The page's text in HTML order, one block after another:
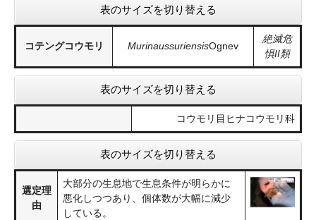
表のサイズを切り替える
コテングコウモリ MurinaussuriensisOgnev
絶滅危
惧II類
表のサイズを切り替える
コウモリ目ヒナコウモリ科
表のサイズを切り替える
選定理
由
大部分の生息地で生息条件が明らかに
悪化しつつあり、個体数が大幅に減少
している。